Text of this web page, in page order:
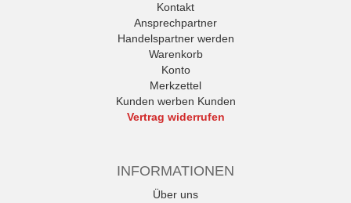
Kontakt
Ansprechpartner
Handelspartner werden
Warenkorb
Konto
Merkzettel
Kunden werben Kunden
Vertrag widerrufen
INFORMATIONEN
Über uns